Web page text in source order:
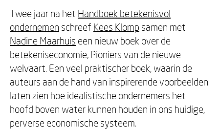
Twee jaar na het Handboek betekenisvol
ondernemen schreef Kees Klomp samen met
Nadine Maarhuis een nieuw boek over de
betekeniseconomie, Pioniers van de nieuwe
welvaart. Een veel praktischer boek, waarin de
auteurs aan de hand van inspirerende voorbeelden
laten zien hoe idealistische ondernemers het
hoofd boven water kunnen houden in ons huidige,
perverse economische systeem.